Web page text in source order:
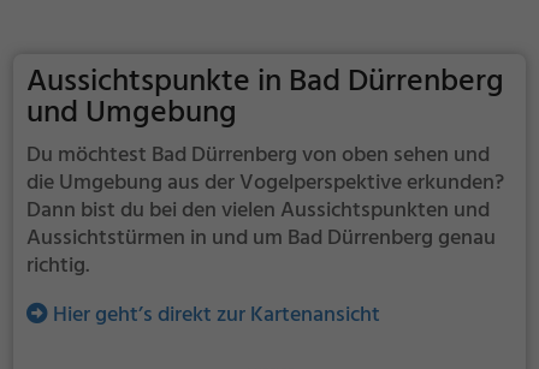
Aussichtspunkte in Bad Dürrenberg
und Umgebung
Du möchtest Bad Dürrenberg von oben sehen und
die Umgebung aus der Vogelperspektive erkunden?
Dann bist du bei den vielen Aussichtspunkten und
Aussichtstürmen in und um Bad Dürrenberg genau
richtig.
Hier geht’s direkt zur Kartenansicht